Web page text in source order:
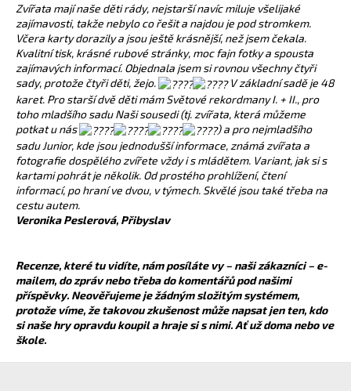
Zvířata mají naše děti rády, nejstarší navíc miluje všelijaké
zajímavosti, takže nebylo co řešit a najdou je pod stromkem.
Včera karty dorazily a jsou ještě krásnější, než jsem čekala.
Kvalitní tisk, krásné rubové stránky, moc fajn fotky a spousta
zajímavých informací. Objednala jsem si rovnou všechny čtyři
sady, protože čtyři děti, žejo.
V základní sadě je 48
karet. Pro starší dvě děti mám Světové rekordmany I. + II., pro
toho mladšího sadu Naši sousedi (tj. zvířata, která můžeme
potkat u nás
) a pro nejmladšího
sadu Junior, kde jsou jednodušší informace, známá zvířata a
fotografie dospělého zvířete vždy i s mládětem. Variant, jak si s
kartami pohrát je několik. Od prostého prohlížení, čtení
informací, po hraní ve dvou, v týmech. Skvělé jsou také třeba na
cestu autem.
Veronika Peslerová, Přibyslav
Recenze, které tu vidíte, nám posíláte vy – naši zákazníci – e-
mailem, do zpráv nebo třeba do komentářů pod našimi
příspěvky. Neověřujeme je žádným složitým systémem,
protože víme, že takovou zkušenost může napsat jen ten, kdo
si naše hry opravdu koupil a hraje si s nimi. Ať už doma nebo ve
škole.